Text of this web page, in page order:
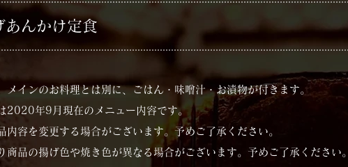
あんかけ定食
インのお料理とは別に、ごはん・味噌汁・お漬物が付きます。
2020年9月現在のメニュー内容です。​
容を変更する場合がございます。予めご了承ください。
品の揚げ色や焼き色が異なる場合がございます。予めご了承ください。